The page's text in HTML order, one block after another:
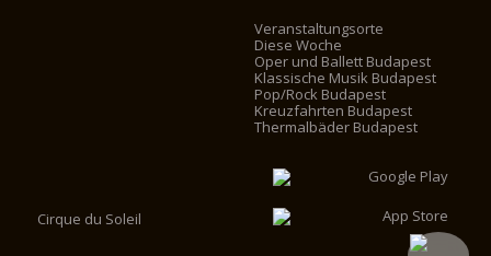
Veranstaltungsorte
Diese Woche
Oper und Ballett Budapest
Klassische Musik Budapest
Pop/Rock Budapest
Kreuzfahrten Budapest
Thermalbäder Budapest
Cirque du Soleil